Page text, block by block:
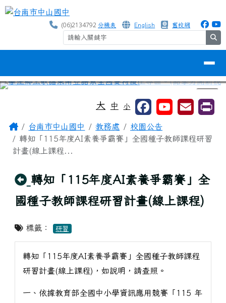
跳至主內容區
台南市中山國中
(06)2134792分機表 English 舊校網
⏸
大 中 小
主內容區域
Home台南市中山國中 教務處
校園公告
轉知「115年度AI素養爭霸賽」全國種子教師課程研習
計畫(線上課程...
回上頁
轉知「115年度AI素養爭霸賽」全
國種子教師課程研習計畫(線上課程)
標籤： 研習
轉知「115年度AI素養爭霸賽」全國種子教師課程
研習計畫(線上課程)，如說明，請查照。
一、依據教育部全國中小學資訊應用競賽「115 年
頁尾區域